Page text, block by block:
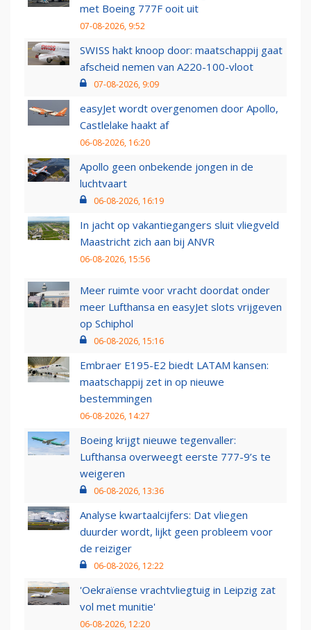
met Boeing 777F ooit uit
07-08-2026, 9:52
SWISS hakt knoop door: maatschappij gaat
afscheid nemen van A220-100-vloot
07-08-2026, 9:09
easyJet wordt overgenomen door Apollo,
Castlelake haakt af
06-08-2026, 16:20
Apollo geen onbekende jongen in de
luchtvaart
06-08-2026, 16:19
In jacht op vakantiegangers sluit vliegveld
Maastricht zich aan bij ANVR
06-08-2026, 15:56
Meer ruimte voor vracht doordat onder
meer Lufthansa en easyJet slots vrijgeven
op Schiphol
06-08-2026, 15:16
Embraer E195-E2 biedt LATAM kansen:
maatschappij zet in op nieuwe
bestemmingen
06-08-2026, 14:27
Boeing krijgt nieuwe tegenvaller:
Lufthansa overweegt eerste 777-9’s te
weigeren
06-08-2026, 13:36
Analyse kwartaalcijfers: Dat vliegen
duurder wordt, lijkt geen probleem voor
de reiziger
06-08-2026, 12:22
'Oekraïense vrachtvliegtuig in Leipzig zat
vol met munitie'
06-08-2026, 12:20